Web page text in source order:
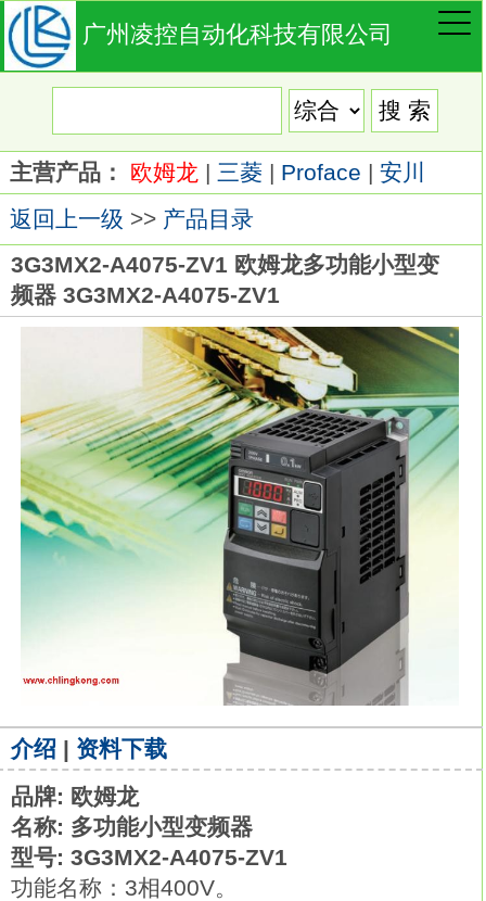
广州凌控自动化科技有限公司
主营产品： 欧姆龙 | 三菱 | Proface | 安川
返回上一级 >> 产品目录
3G3MX2-A4075-ZV1 欧姆龙多功能小型变
频器 3G3MX2-A4075-ZV1
介绍 | 资料下载
品牌: 欧姆龙
名称: 多功能小型变频器
型号: 3G3MX2-A4075-ZV1
功能名称：3相400V。